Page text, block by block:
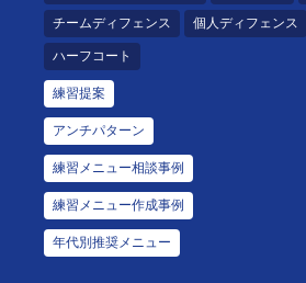
チームディフェンス 個人ディフェンス
ハーフコート
練習提案
アンチパターン
練習メニュー相談事例
練習メニュー作成事例
年代別推奨メニュー